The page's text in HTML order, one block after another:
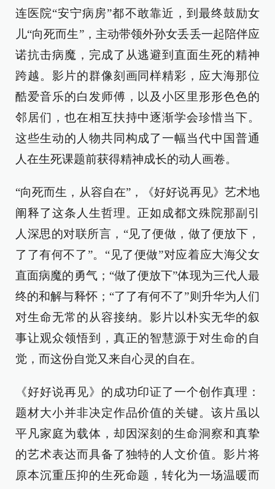
连医院“安宁病房”都不敢靠近，到最终鼓励女
儿“向死而生”，主动带领外孙女丢丢一起陪伴应
诺抗击病魔，完成了从逃避到直面生死的精神
跨越。影片的群像刻画同样精彩，应大海那位
酷爱音乐的白发师傅，以及小区里形形色色的
邻居们，也在相互扶持中逐渐学会珍惜当下。
这些生动的人物共同构成了一幅当代中国普通
人在生死课题前获得精神成长的动人画卷。
“向死而生，从容自在”，《好好说再见》艺术地
阐释了这条人生哲理。正如成都文殊院那副引
人深思的对联所言，“见了便做，做了便放下，
了了有何不了”。“见了便做”对应着应大海父女
直面病魔的勇气；“做了便放下”体现为三代人最
终的和解与释怀；“了了有何不了”则升华为人们
对生命无常的从容接纳。影片以朴实无华的叙
事让观众领悟到，真正的智慧源于对生命的自
觉，而这份自觉又来自心灵的自在。
《好好说再见》的成功印证了一个创作真理：
题材大小并非决定作品价值的关键。该片虽以
平凡家庭为载体，却因深刻的生命洞察和真挚
的艺术表达而具备了独特的人文价值。影片将
原本沉重压抑的生死命题，转化为一场温暖而